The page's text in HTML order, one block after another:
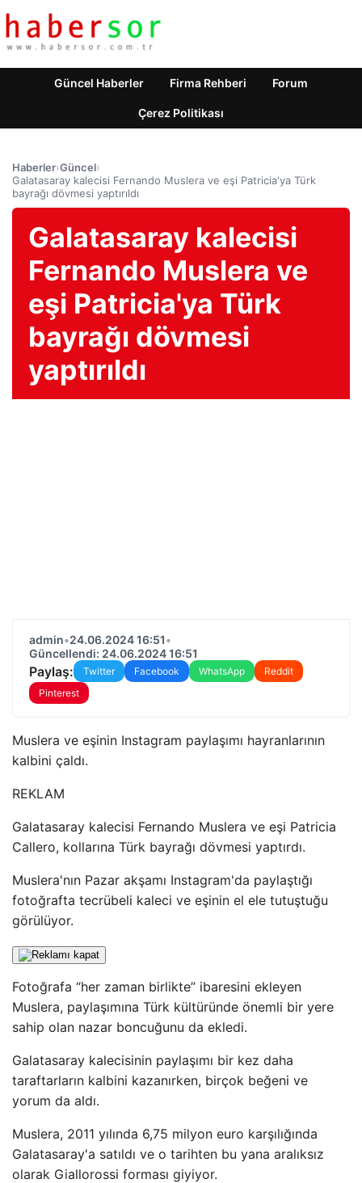
Güncel Haberler Firma Rehberi Forum
Çerez Politikası
Haberler›Güncel›
Galatasaray kalecisi Fernando Muslera ve eşi Patricia'ya Türk
bayrağı dövmesi yaptırıldı
Galatasaray kalecisi
Fernando Muslera ve
eşi Patricia'ya Türk
bayrağı dövmesi
yaptırıldı
admin•24.06.2024 16:51•
Güncellendi: 24.06.2024 16:51
Paylaş: Twitter Facebook WhatsApp
Reddit
Pinterest
Muslera ve eşinin Instagram paylaşımı hayranlarının
kalbini çaldı.
REKLAM
Galatasaray kalecisi Fernando Muslera ve eşi Patricia
Callero, kollarına Türk bayrağı dövmesi yaptırdı.
Muslera'nın Pazar akşamı Instagram'da paylaştığı
fotoğrafta tecrübeli kaleci ve eşinin el ele tutuştuğu
görülüyor.
Fotoğrafa “her zaman birlikte” ibaresini ekleyen
Muslera, paylaşımına Türk kültüründe önemli bir yere
sahip olan nazar boncuğunu da ekledi.
Galatasaray kalecisinin paylaşımı bir kez daha
taraftarların kalbini kazanırken, birçok beğeni ve
yorum da aldı.
Muslera, 2011 yılında 6,75 milyon euro karşılığında
Galatasaray'a satıldı ve o tarihten bu yana aralıksız
olarak Giallorossi forması giyiyor.